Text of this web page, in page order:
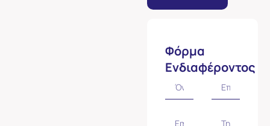
Φόρμα
Ενδιαφέροντος